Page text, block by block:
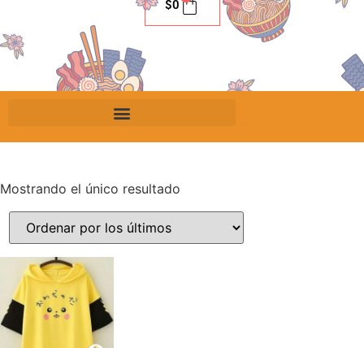
$0
Mostrando el único resultado